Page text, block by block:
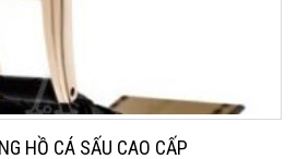
HỒ CÁ SẤU CAO CẤP